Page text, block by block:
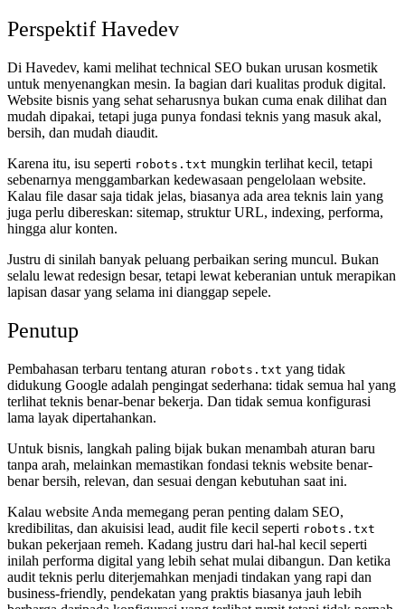
Perspektif Havedev
Di Havedev, kami melihat technical SEO bukan urusan kosmetik
untuk menyenangkan mesin. Ia bagian dari kualitas produk digital.
Website bisnis yang sehat seharusnya bukan cuma enak dilihat dan
mudah dipakai, tetapi juga punya fondasi teknis yang masuk akal,
bersih, dan mudah diaudit.
Karena itu, isu seperti robots.txt mungkin terlihat kecil, tetapi
sebenarnya menggambarkan kedewasaan pengelolaan website.
Kalau file dasar saja tidak jelas, biasanya ada area teknis lain yang
juga perlu dibereskan: sitemap, struktur URL, indexing, performa,
hingga alur konten.
Justru di sinilah banyak peluang perbaikan sering muncul. Bukan
selalu lewat redesign besar, tetapi lewat keberanian untuk merapikan
lapisan dasar yang selama ini dianggap sepele.
Penutup
Pembahasan terbaru tentang aturan robots.txt yang tidak
didukung Google adalah pengingat sederhana: tidak semua hal yang
terlihat teknis benar-benar bekerja. Dan tidak semua konfigurasi
lama layak dipertahankan.
Untuk bisnis, langkah paling bijak bukan menambah aturan baru
tanpa arah, melainkan memastikan fondasi teknis website benar-
benar bersih, relevan, dan sesuai dengan kebutuhan saat ini.
Kalau website Anda memegang peran penting dalam SEO,
kredibilitas, dan akuisisi lead, audit file kecil seperti robots.txt
bukan pekerjaan remeh. Kadang justru dari hal-hal kecil seperti
inilah performa digital yang lebih sehat mulai dibangun. Dan ketika
audit teknis perlu diterjemahkan menjadi tindakan yang rapi dan
business-friendly, pendekatan yang praktis biasanya jauh lebih